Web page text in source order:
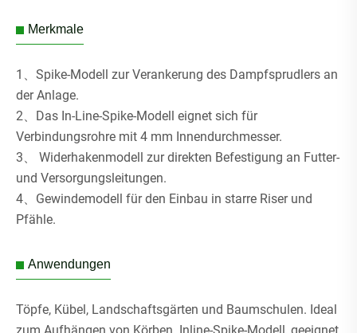
Merkmale
1、Spike-Modell zur Verankerung des Dampfsprudlers an
der Anlage.
2、Das In-Line-Spike-Modell eignet sich für
Verbindungsrohre mit 4 mm Innendurchmesser.
3、 Widerhakenmodell zur direkten Befestigung an Futter-
und Versorgungsleitungen.
4、Gewindemodell für den Einbau in starre Riser und
Pfähle.
Anwendungen
Töpfe, Kübel, Landschaftsgärten und Baumschulen. Ideal